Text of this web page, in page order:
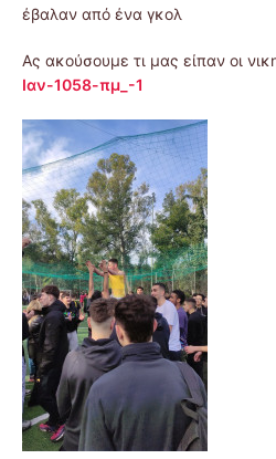
έβαλαν από ένα γκολ
Ας ακούσουμε τι μας είπαν οι
Ιαν-1058-πμ_-1